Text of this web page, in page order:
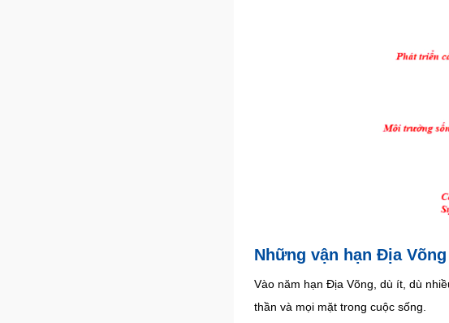
Những vận hạn Địa
Vào năm hạn Địa Võng, dù ít, dù
thần và mọi mặt trong cuộc sống.